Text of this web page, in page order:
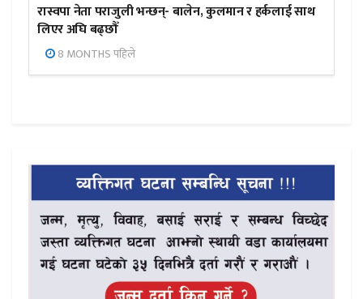
रास्वपा नेता पराजुली भन्छन्- बालेन, कुलमान र हर्कलाई साथ
लिएर अघि बढ्छौँ
8 MONTHS पहिले